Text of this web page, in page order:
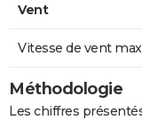
Vent
Vitesse de vent
Méthodologie
Les chiffres